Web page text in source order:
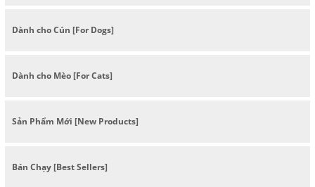
Dành cho Cún [For Dogs]
Dành cho Mèo [For Cats]
Sản Phẩm Mới [New Products]
Bán Chạy [Best Sellers]